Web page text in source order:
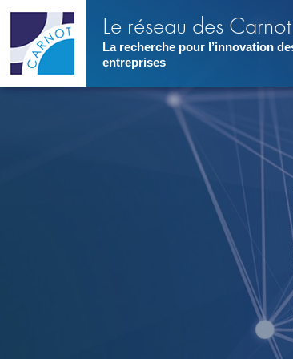
contenu
principal
Le réseau des Carnot
La recherche pour l’innovation
entreprises